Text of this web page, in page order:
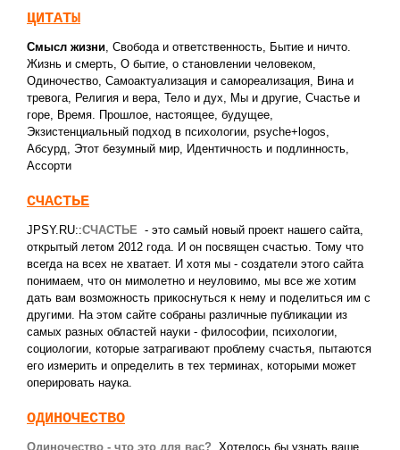
ЦИТАТЫ
Смысл жизни, Свобода и ответственность, Бытие и ничто.
Жизнь и смерть, О бытие, о становлении человеком,
Одиночество, Самоактуализация и самореализация, Вина и
тревога, Религия и вера, Тело и дух, Мы и другие, Счастье и
горе, Время. Прошлое, настоящее, будущее,
Экзистенциальный подход в психологии, psyche+logos,
Абсурд, Этот безумный мир, Идентичность и подлинность,
Ассорти
СЧАСТЬЕ
JPSY.RU::СЧАСТЬЕ - это самый новый проект нашего сайта,
открытый летом 2012 года. И он посвящен счастью. Тому что
всегда на всех не хватает. И хотя мы - создатели этого сайта
понимаем, что он мимолетно и неуловимо, мы все же хотим
дать вам возможность прикоснуться к нему и поделиться им с
другими. На этом сайте собраны различные публикации из
самых разных областей науки - философии, психологии,
социологии, которые затрагивают проблему счастья, пытаются
его измерить и определить в тех терминах, которыми может
оперировать наука.
ОДИНОЧЕСТВО
Одиночество - что это для вас? Хотелось бы узнать ваше